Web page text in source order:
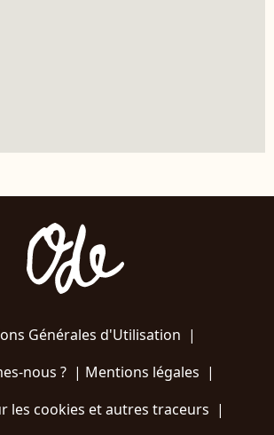
Générales d'Utilisation |
nous ?| Mentions légales |
les cookies et autres traceurs |